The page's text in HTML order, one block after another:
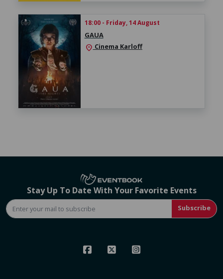
18:00 - Friday, 14 August
GAUA
location_on Cinema Karloff
Stay Up To Date With Your Favorite Events
Subscribe